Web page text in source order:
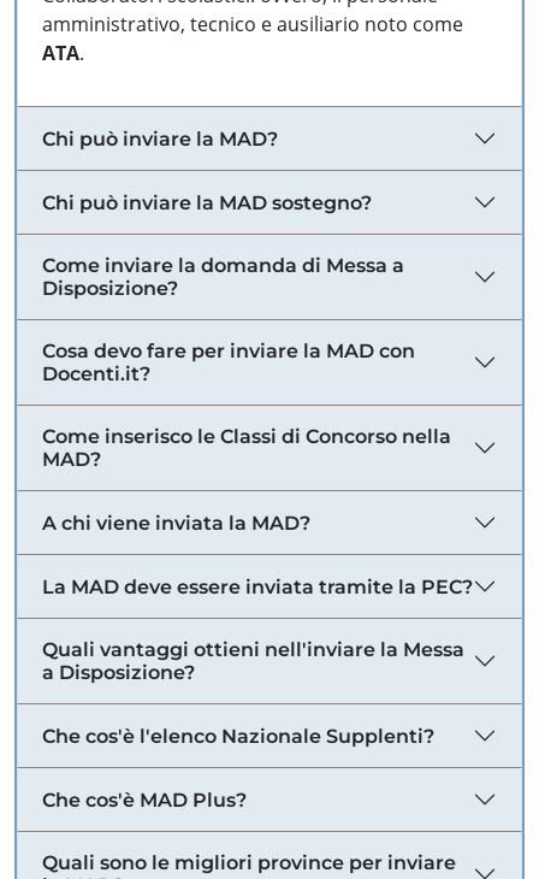
amministrativo, tecnico e ausiliario noto come
ATA.
Chi può inviare la MAD?
Chi può inviare la MAD sostegno?
Come inviare la domanda di Messa a
Disposizione?
Cosa devo fare per inviare la MAD con
Docenti.it?
Come inserisco le Classi di Concorso nella
MAD?
A chi viene inviata la MAD?
La MAD deve essere inviata tramite la PEC?
Quali vantaggi ottieni nell'inviare la Messa
a Disposizione?
Che cos'è l'elenco Nazionale Supplenti?
Che cos'è MAD Plus?
Quali sono le migliori province per inviare